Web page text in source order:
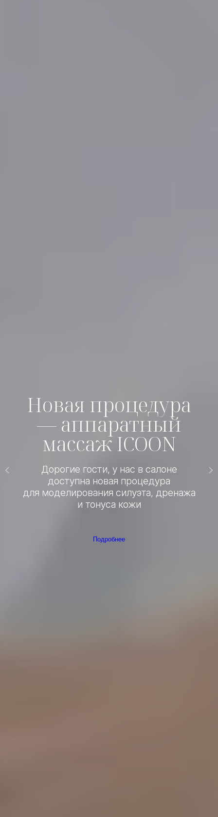
Новая процедура
— аппаратный
массаж ICOON
Дорогие гости, у нас в салоне
доступна новая процедура
для моделирования силуэта, дренажа
и тонуса кожи
Подробнее